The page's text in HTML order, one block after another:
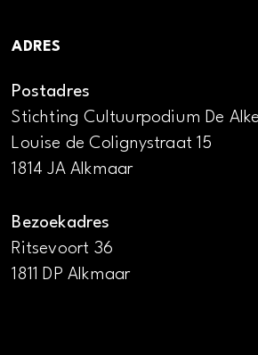
ADRES
Postadres
Stichting Cultuurpodium De
Louise de Colignystraat 15
1814 JA Alkmaar
Bezoekadres
Ritsevoort 36
1811 DP Alkmaar